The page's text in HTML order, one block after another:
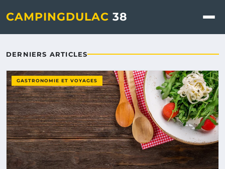
Campingdulac 38 - Blog
CAMPINGDULAC 38
DERNIERS ARTICLES
GASTRONOMIE ET VOYAGES